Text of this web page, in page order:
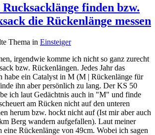
finden bzw.
die Rückenlänge messen
Thema in Einsteiger
irgendwie komme ich nicht so ganz zurecht
bzw. Rückenlängen. Jedes Jahr das
habe ein Catalyst in M (M | Rückenlänge für
ihn aber persönlich zu lang. Der KS 50
ich laut Gedächtnis auch in "M" und finde
am Rücken nicht auf den unteren
herum bzw. hockt nicht auf (Ist mir aber auch
Berg wandern aufgefallen). Laut meiner
eine Rückenlänge von 49cm. Wobei ich sagen